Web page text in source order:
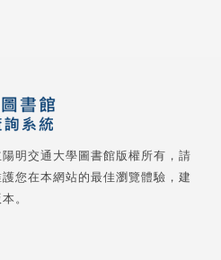
明交通大學圖書館版權所有，請
您在本網站的最佳瀏覽體驗，建
。